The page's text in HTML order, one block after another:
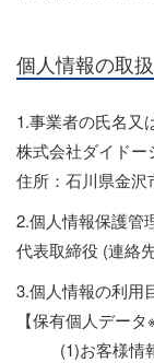
個人情報の取
1.事業者の氏名又
株式会社ダイド
住所：石川県金
2.個人情報保護管
代表取締役 (連絡
3.個人情報の利用
【保有個人データ※
(1)お客様情